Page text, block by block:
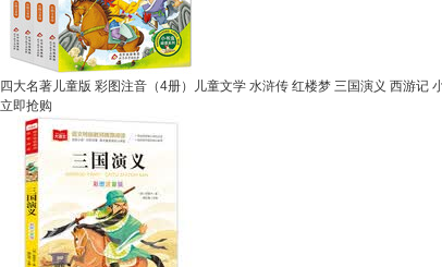
四大名著儿童版 彩图注音（4册）儿童文学 水浒传 红楼梦 三国演义 西游记
立即抢购